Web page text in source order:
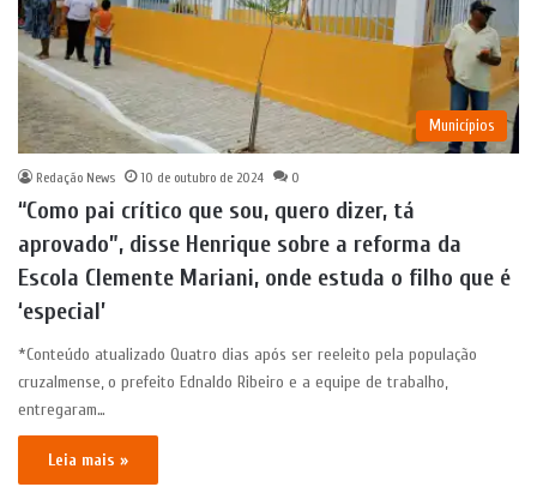
Municípios
Redação News 10 de outubro de 2024 0
“Como pai crítico que sou, quero dizer, tá
aprovado”, disse Henrique sobre a reforma da
Escola Clemente Mariani, onde estuda o filho que é
‘especial’
*Conteúdo atualizado Quatro dias após ser reeleito pela população
cruzalmense, o prefeito Ednaldo Ribeiro e a equipe de trabalho,
entregaram…
Leia mais »